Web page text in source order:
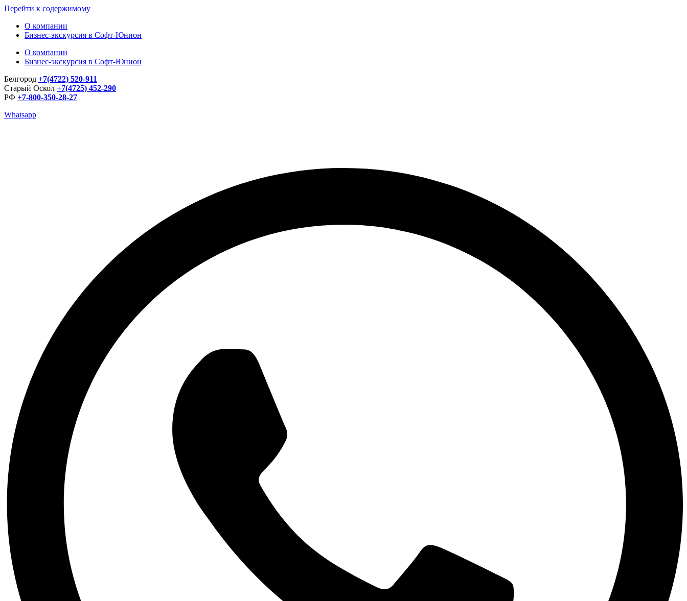
Перейти к содержимому
О компании
Бизнес-экскурсия в Софт-Юнион
О компании
Бизнес-экскурсия в Софт-Юнион
Белгород +7(4722) 520-911
Старый Оскол +7(4725) 452-290
РФ +7-800-350-28-27
Whatsapp